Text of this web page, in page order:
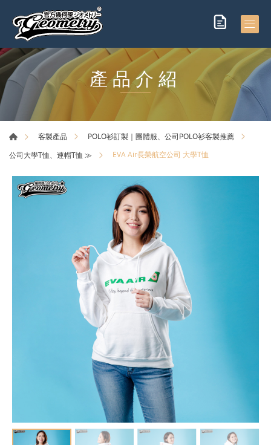
產品介紹
客製產品
POLO衫訂製｜團體服、公司POLO衫客製推薦
公司大學T恤、連帽T恤 ≫
EVA Air長榮航空公司 大學T恤